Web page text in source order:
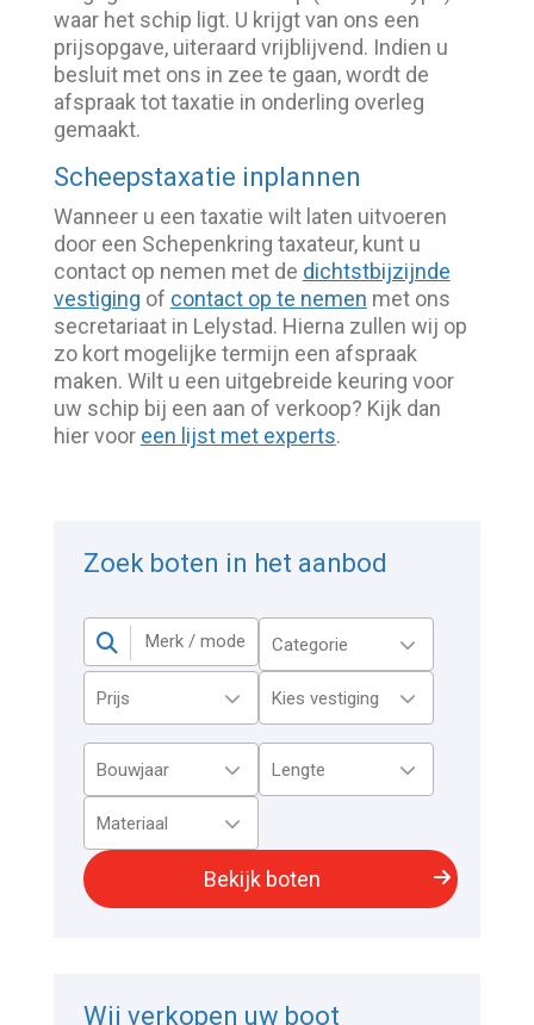
waar het schip ligt. U krijgt van ons een
prijsopgave, uiteraard vrijblijvend. Indien u
besluit met ons in zee te gaan, wordt de
afspraak tot taxatie in onderling overleg
gemaakt.
Scheepstaxatie inplannen
Wanneer u een taxatie wilt laten uitvoeren
door een Schepenkring taxateur, kunt u
contact op nemen met de dichtstbijzijnde
vestiging of contact op te nemen met ons
secretariaat in Lelystad. Hierna zullen wij op
zo kort mogelijke termijn een afspraak
maken. Wilt u een uitgebreide keuring voor
uw schip bij een aan of verkoop? Kijk dan
hier voor een lijst met experts.
Zoek boten in het aanbod
Wij verkopen uw boot